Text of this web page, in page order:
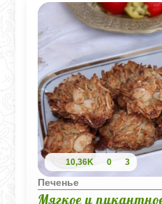
день… если, конечно,
до утра.
10,36K 0 3
Печенье
Мягкое и